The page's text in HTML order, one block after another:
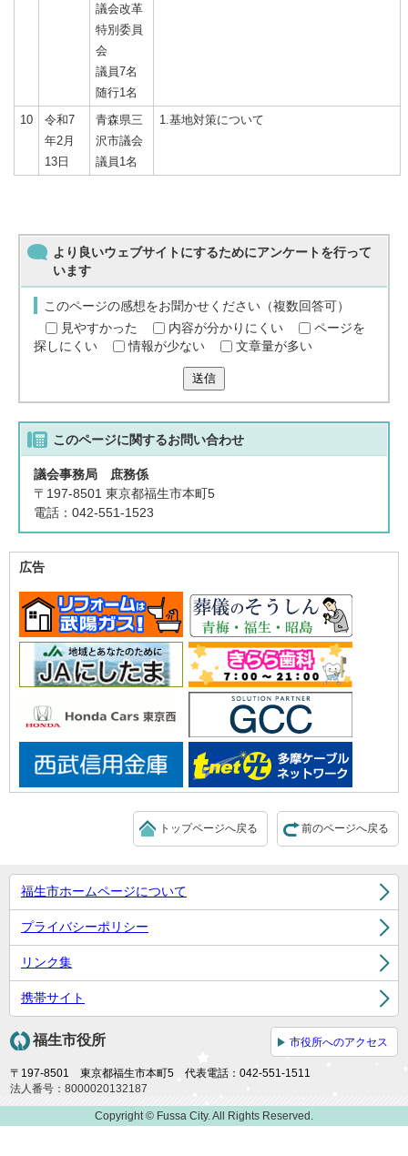
議会改革
特別委員
会
議員7名
随行1名
10
令和7
年2月
13日
青森県三
沢市議会
議員1名
1.基地対策について
より良いウェブサイトにするためにアンケートを行って
います
このページの感想をお聞かせください（複数回答可）
見やすかった
内容が分かりにくい
ページを
探しにくい
情報が少ない 文章量が多い
送信
このページに関するお問い合わせ
議会事務局 庶務係
〒197-8501 東京都福生市本町5
電話：042-551-1523
広告
前のページへ戻る
トップページへ戻る
福生市ホームページについて
プライバシーポリシー
リンク集
携帯サイト
福生市役所 市役所へのアクセス
〒197-8501 東京都福生市本町5 代表電話：042-551-1511
法人番号：8000020132187
Copyright © Fussa City. All Rights Reserved.